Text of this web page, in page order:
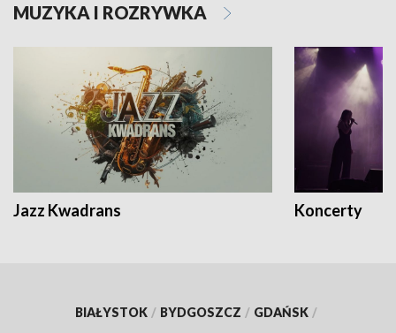
MUZYKA I ROZRYWKA
Jazz Kwadrans Koncerty
BIAŁYSTOK / BYDGOSZCZ / GDAŃSK /